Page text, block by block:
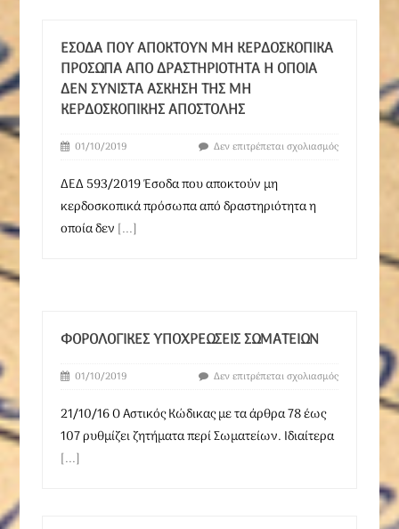
ΈΣΟΔΑ ΠΟΥ ΑΠΟΚΤΟΎΝ ΜΗ ΚΕΡΔΟΣΚΟΠΙΚΆ
ΠΡΌΣΩΠΑ ΑΠΌ ΔΡΑΣΤΗΡΙΌΤΗΤΑ Η ΟΠΟΊΑ
ΔΕΝ ΣΥΝΙΣΤΆ ΆΣΚΗΣΗ ΤΗΣ ΜΗ
ΚΕΡΔΟΣΚΟΠΙΚΉΣ ΑΠΟΣΤΟΛΉΣ
01/10/2019 Δεν επιτρέπεται σχολιασμός
ΔΕΔ 593/2019 Έσοδα που αποκτούν μη
κερδοσκοπικά πρόσωπα από δραστηριότητα η
οποία δεν [...]
ΦΟΡΟΛΟΓΙΚΈΣ ΥΠΟΧΡΕΏΣΕΙΣ ΣΩΜΑΤΕΊΩΝ
01/10/2019 Δεν επιτρέπεται σχολιασμός
21/10/16 Ο Αστικός Κώδικας με τα άρθρα 78 έως
107 ρυθμίζει ζητήματα περί Σωματείων. Ιδιαίτερα
[...]